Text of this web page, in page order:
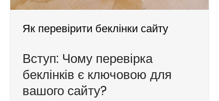
Як перевірити беклінки сайту
Вступ: Чому перевірка
беклінків є ключовою для
вашого сайту?